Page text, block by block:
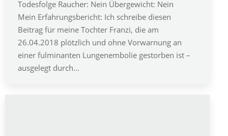
Todesfolge Raucher: Nein Übergewicht: Nein
Mein Erfahrungsbericht: Ich schreibe diesen
Beitrag für meine Tochter Franzi, die am
26.04.2018 plötzlich und ohne Vorwarnung an
einer fulminanten Lungenembolie gestorben ist –
ausgelegt durch…